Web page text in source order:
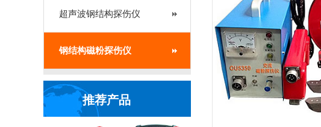
超声波钢结构探伤仪
钢结构磁粉探伤仪
推荐产品